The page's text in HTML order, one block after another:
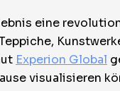
eine
Experion Global
visualisieren